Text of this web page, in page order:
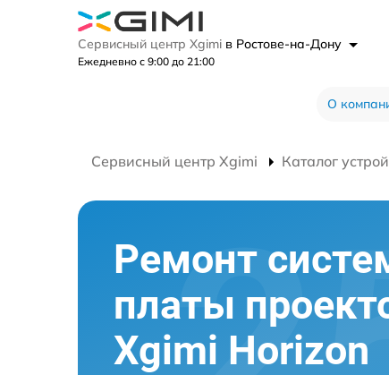
Сервисный центр Xgimi в Ростове-на-Дону
Ежедневно с 9:00 до 21:00
О
Сервисный центр Xgimi Каталог
Ремонт
платы
Xgimi Horizon